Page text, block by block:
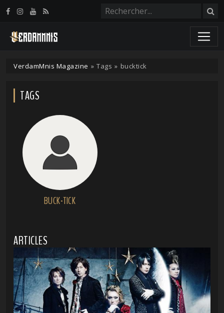
VerdamMnis Magazine » Tags » bucktick
TAGS
BUCK-TICK
ARTICLES
Panneau de gestion des cookies